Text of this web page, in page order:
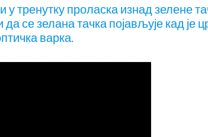
у тренутку проласка изнад зелене
се зелана тачка појављује кад је
варка.